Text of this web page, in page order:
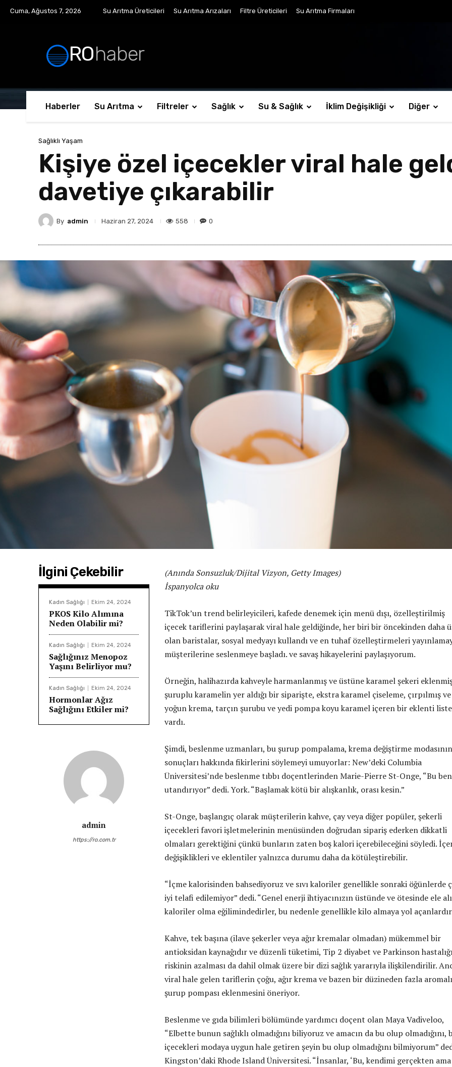
Cuma, Ağustos 7, 2026 Su Arıtma Üreticileri Su Arıtma Arızaları Filtre Üreticileri Su Arıtma Firmaları
ROhaber
Haberler Su Arıtma Filtreler Sağlık Su & Sağlık İklim Değişikliği Diğer
Sağlıklı Yaşam
Kişiye özel içecekler viral hale
davetiye çıkarabilir
By admin Haziran 27, 2024 558 0
İlgini Çekebilir
Kadın Sağlığı Ekim 24, 2024
PKOS Kilo Alımına
Neden Olabilir mi?
Kadın Sağlığı Ekim 24, 2024
Sağlığınız Menopoz
Yaşını Belirliyor mu?
Kadın Sağlığı Ekim 24, 2024
Hormonlar Ağız
Sağlığını Etkiler mi?
admin
https://ro.com.tr
(Anında Sonsuzluk/Dijital Vizyon, Getty Images)
İspanyolca oku
TikTok’un trend belirleyicileri, kafede denemek için menü dışı, özelleştirilmiş
içecek tariflerini paylaşarak viral hale geldiğinde, her biri bir öncekinden daha
olan baristalar, sosyal medyayı kullandı ve en tuhaf özelleştirmeleri
müşterilerine seslenmeye başladı. ve savaş hikayelerini paylaşıyorum.
Örneğin, halihazırda kahveyle harmanlanmış ve üstüne karamel şekeri
şuruplu karamelin yer aldığı bir siparişte, ekstra karamel çiseleme, çırpılmış ve
yoğun krema, tarçın şurubu ve yedi pompa koyu karamel içeren bir eklenti
vardı.
Şimdi, beslenme uzmanları, bu şurup pompalama, krema değiştirme modasının
sonuçları hakkında fikirlerini söylemeyi umuyorlar: New’deki Columbia
Üniversitesi’nde beslenme tıbbı doçentlerinden Marie-Pierre St-Onge, “Bu
utandırıyor” dedi. York. “Başlamak kötü bir alışkanlık, orası kesin.”
St-Onge, başlangıç ​​olarak müşterilerin kahve, çay veya diğer popüler, şekerli
içecekleri favori işletmelerinin menüsünden doğrudan sipariş ederken dikkatli
olmaları gerektiğini çünkü bunların zaten boş kalori içerebileceğini söyledi.
değişiklikleri ve eklentiler yalnızca durumu daha da kötüleştirebilir.
“İçme kalorisinden bahsediyoruz ve sıvı kaloriler genellikle sonraki öğünlerde
iyi telafi edilemiyor” dedi. “Genel enerji ihtiyacınızın üstünde ve ötesinde ele
kaloriler olma eğilimindedirler, bu nedenle genellikle kilo almaya yol
Kahve, tek başına (ilave şekerler veya ağır kremalar olmadan) mükemmel bir
antioksidan kaynağıdır ve düzenli tüketimi, Tip 2 diyabet ve Parkinson
riskinin azalması da dahil olmak üzere bir dizi sağlık yararıyla ilişkilendirilir.
viral hale gelen tariflerin çoğu, ağır krema ve bazen bir düzineden fazla aromalı
şurup pompası eklenmesini öneriyor.
Beslenme ve gıda bilimleri bölümünde yardımcı doçent olan Maya Vadiveloo,
“Elbette bunun sağlıklı olmadığını biliyoruz ve amacın da bu olup olmadığını,
içecekleri modaya uygun hale getiren şeyin bu olup olmadığını bilmiyorum”
Kingston’daki Rhode Island Üniversitesi. “İnsanlar, ‘Bu, kendimi gerçekten ama